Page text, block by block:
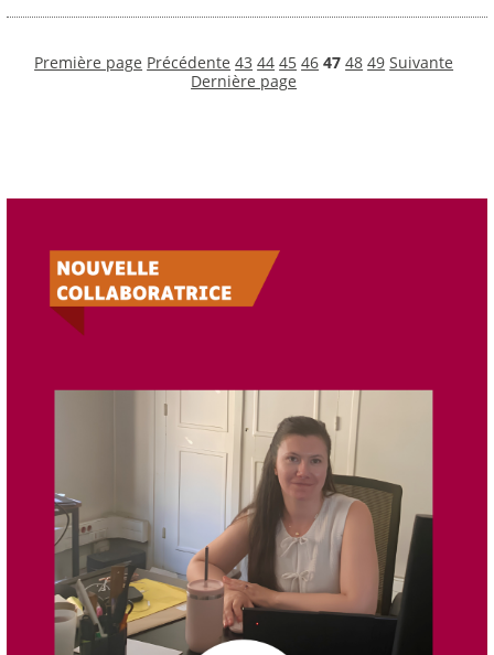
Première page Précédente 43 44 45 46 47 48 49 Suivante
Dernière page